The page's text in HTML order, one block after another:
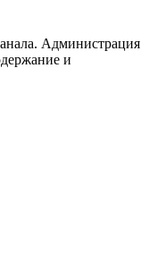
Администрация
и